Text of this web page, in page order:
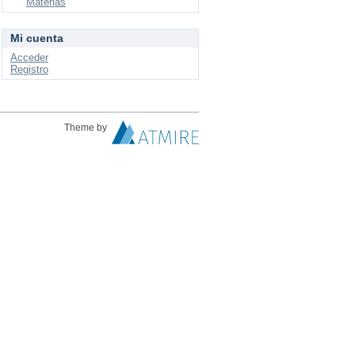
Mi cuenta
Acceder
Registro
Theme by